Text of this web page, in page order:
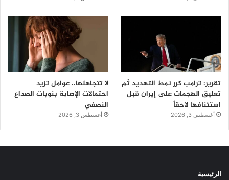
تقرير: ترامب كرر نمط التهديد ثم
تعليق الهجمات على إيران قبل
استئنافها لاحقاً
أغسطس 3, 2026
لا تتجاهلها.. عوامل تزيد
احتمالات الإصابة بنوبات الصداع
النصفي
أغسطس 3, 2026
الرئيسية